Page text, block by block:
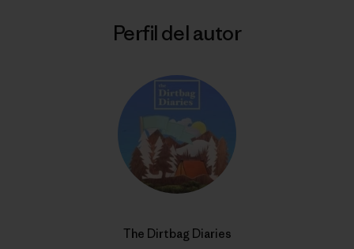
Perfil del autor
The Dirtbag Diaries